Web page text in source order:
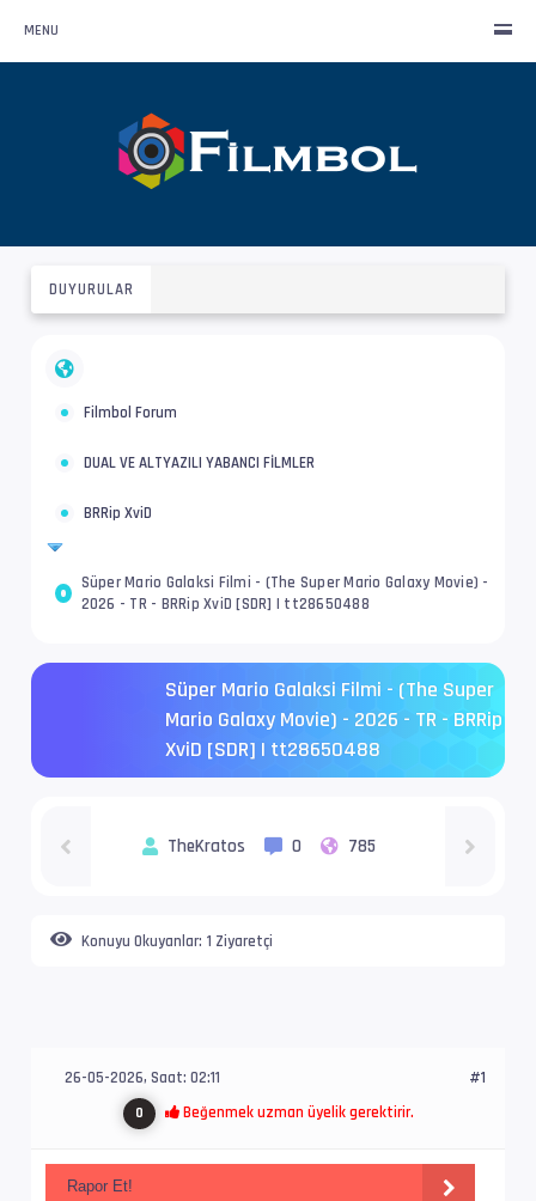
MENU
DUYURULAR
Filmbol Forum
DUAL VE ALTYAZILI YABANCI FİLMLER
BRRip XviD
Süper Mario Galaksi Filmi - (The Super Mario Galaxy Movie) -
2026 - TR - BRRip XviD [SDR] | tt28650488
Süper Mario Galaksi Filmi - (The Super
Mario Galaxy Movie) - 2026 - TR - BRRip
XviD [SDR] | tt28650488
TheKratos 0 785
Konuyu Okuyanlar: 1 Ziyaretçi
26-05-2026, Saat: 02:11
0 Beğenmek uzman üyelik gerektirir.
#1
Rapor Et!